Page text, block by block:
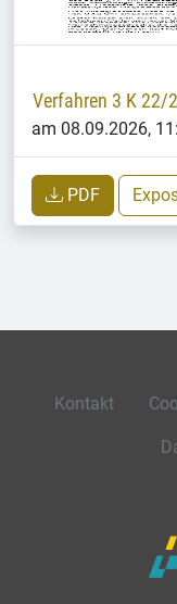
Verfahren 3 K 22/
am 08.09.2026,
PDF
Kontakt